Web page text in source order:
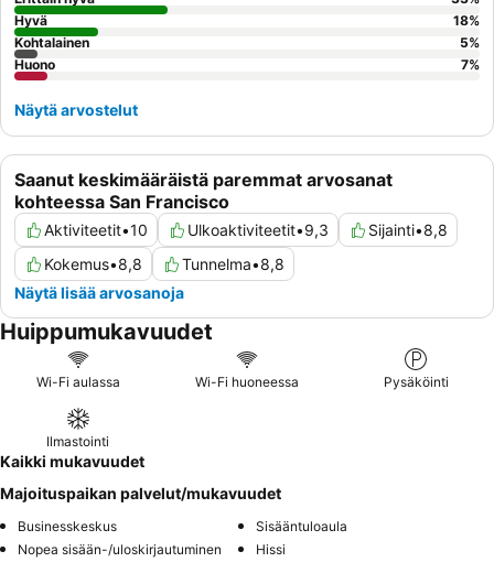
Saanut keskimääräistä paremmat arvosanat
kohteessa San Francisco
Aktiviteetit•10 Ulkoaktiviteetit•9,3 Sijainti•8,8
Kokemus•8,8 Tunnelma•8,8
Näytä lisää arvosanoja
Hyvä
18%
Kohtalainen
5%
Huono
7%
Näytä arvostelut
Huippumukavuudet
Wi-Fi aulassa Wi-Fi huoneessa Pysäköinti
Ilmastointi
Kaikki mukavuudet
Majoituspaikan palvelut/mukavuudet
Businesskeskus
Sisääntuloaula
Nopea sisään-/uloskirjautuminen
Hissi